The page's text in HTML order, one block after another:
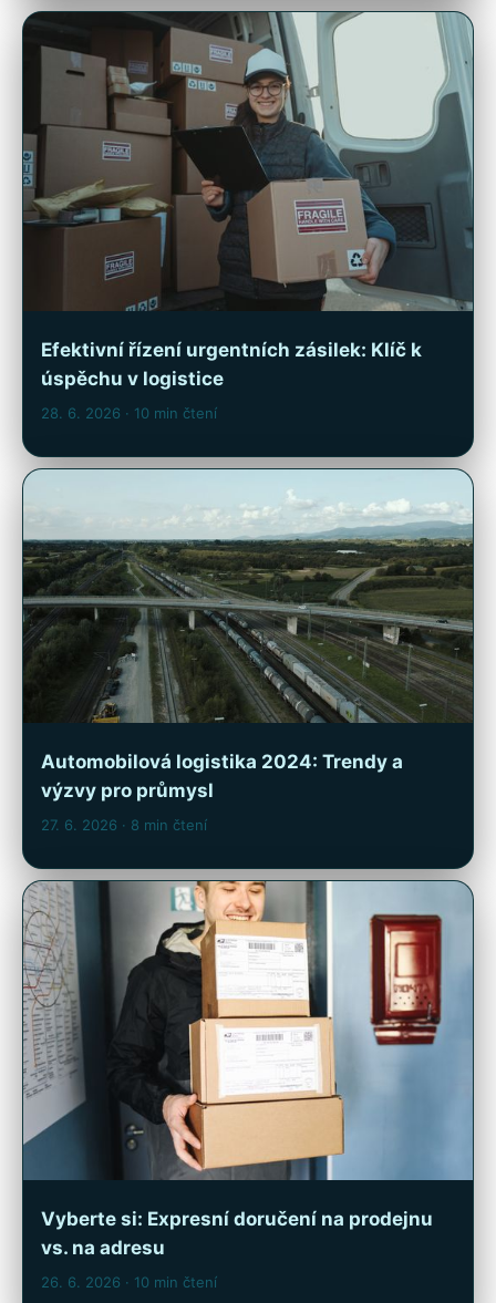
Efektivní řízení urgentních zásilek: Klíč k
úspěchu v logistice
28. 6. 2026 · 10 min čtení
Automobilová logistika 2024: Trendy a
výzvy pro průmysl
27. 6. 2026 · 8 min čtení
Vyberte si: Expresní doručení na prodejnu
vs. na adresu
26. 6. 2026 · 10 min čtení